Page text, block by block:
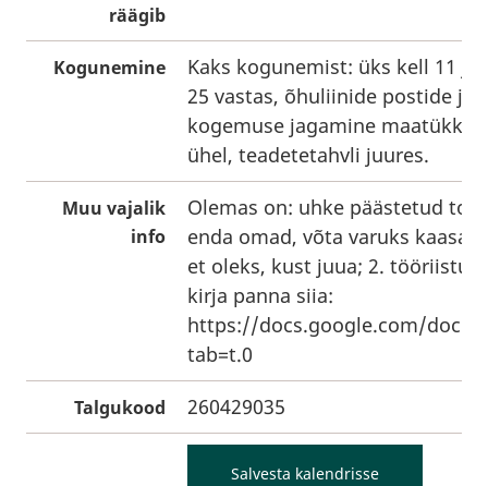
räägib
Kogunemine
Kaks kogunemist: üks kell 11 ja
25 vastas, õhuliinide postide
kogemuse jagamine maatükk 1
ühel, teadetetahvli juures.
Muu vajalik
info
Olemas on: uhke päästetud
enda omad, võta varuks kaasa;
et oleks, kust juua; 2. tööriistu
kirja panna siia:
https://docs.google.com/
tab=t.0
Talgukood 260429035
Salvesta kalendrisse